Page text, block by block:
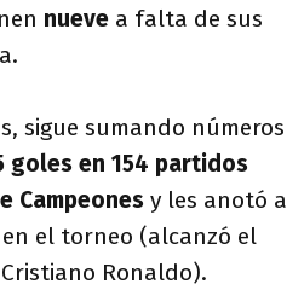
nueve a falta de sus
sigue sumando números
goles en 154 partidos
Campeones y les anotó a
el torneo (alcanzó el
Ronaldo).